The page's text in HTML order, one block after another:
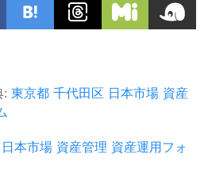
: 東京都 千代田区 日本市場 資産
日本市場 資産管理 資産運用フォ